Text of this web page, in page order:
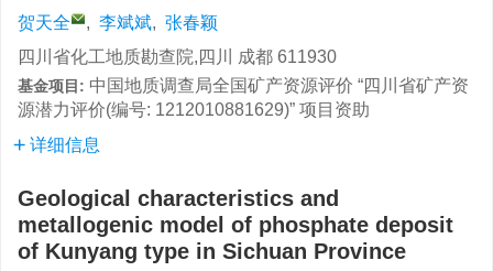
贺天全 , 李斌斌, 张春颖
四川省化工地质勘查院,四川 成都 611930
基金项目: 中国地质调查局全国矿产资源评价 “四川省矿产资
源潜力评价(编号: 1212010881629)” 项目资助
详细信息
Geological characteristics and
metallogenic model of phosphate deposit
of Kunyang type in Sichuan Province